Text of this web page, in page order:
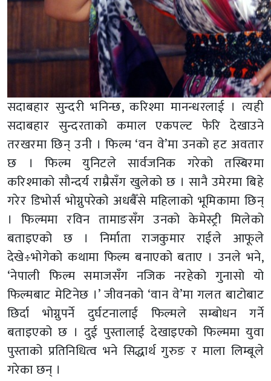
सदाबहार सुन्दरी भनिन्छ, करिश्मा मानन्धरलाई । त्यही
सदाबहार सुन्दरताको कमाल एकपल्ट फेरि देखाउने
तरखरमा छिन् उनी । फिल्म ‘वन वे’मा उनको हट अवतार
छ । फिल्म युनिटले सार्वजनिक गरेको तस्बिरमा
करिश्माको सौन्दर्य राम्रैसँग खुलेको छ । सानै उमेरमा बिहे
गरेर डिभोर्स भोग्नुपरेको अधबैँसे महिलाको भूमिकामा छिन्
। फिल्ममा रविन तामाङसँग उनको केमेस्ट्री मिलेको
बताइएको छ । निर्माता राजकुमार राईले आफूले
देखे÷भोगेको कथामा फिल्म बनाएको बताए । उनले भने,
‘नेपाली फिल्म समाजसँग नजिक नरहेको गुनासो यो
फिल्मबाट मेटिनेछ ।’ जीवनको ‘वान वे’मा गलत बाटोबाट
छिर्दा भोग्नुपर्ने दुर्घटनालाई फिल्मले सम्बोधन गर्ने
बताइएको छ । दुई पुस्तालाई देखाइएको फिल्ममा युवा
पुस्ताको प्रतिनिधित्व भने सिद्धार्थ गुरुङ र माला लिम्बूले
गरेका छन् ।